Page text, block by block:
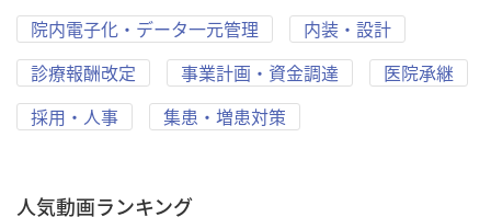
院内電子化・データ一元管理
内装・設計
診療報酬改定
事業計画・資金調達
医院承継
採用・人事
集患・増患対策
人気動画ランキング